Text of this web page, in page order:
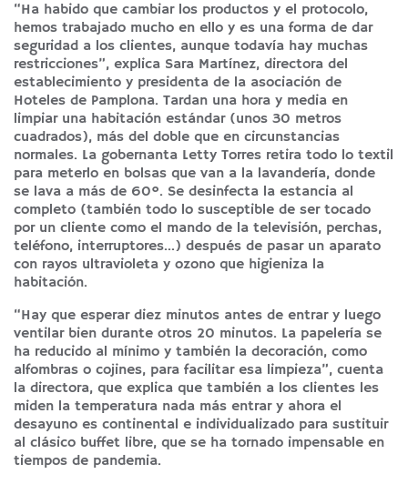
“Ha habido que cambiar los productos y el protocolo,
hemos trabajado mucho en ello y es una forma de dar
seguridad a los clientes, aunque todavía hay muchas
restricciones”, explica Sara Martínez, directora del
establecimiento y presidenta de la asociación de
Hoteles de Pamplona. Tardan una hora y media en
limpiar una habitación estándar (unos 30 metros
cuadrados), más del doble que en circunstancias
normales. La gobernanta Letty Torres retira todo lo textil
para meterlo en bolsas que van a la lavandería, donde
se lava a más de 60º. Se desinfecta la estancia al
completo (también todo lo susceptible de ser tocado
por un cliente como el mando de la televisión, perchas,
teléfono, interruptores…) después de pasar un aparato
con rayos ultravioleta y ozono que higieniza la
habitación.
“Hay que esperar diez minutos antes de entrar y luego
ventilar bien durante otros 20 minutos. La papelería se
ha reducido al mínimo y también la decoración, como
alfombras o cojines, para facilitar esa limpieza”, cuenta
la directora, que explica que también a los clientes les
miden la temperatura nada más entrar y ahora el
desayuno es continental e individualizado para sustituir
al clásico buffet libre, que se ha tornado impensable en
tiempos de pandemia.